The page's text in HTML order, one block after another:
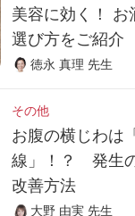
美容に効く！
選び方をご紹介
徳永 真理 先生
その他
お腹の横じわは
線」！？ 発生
改善方法
大野 由実 先生